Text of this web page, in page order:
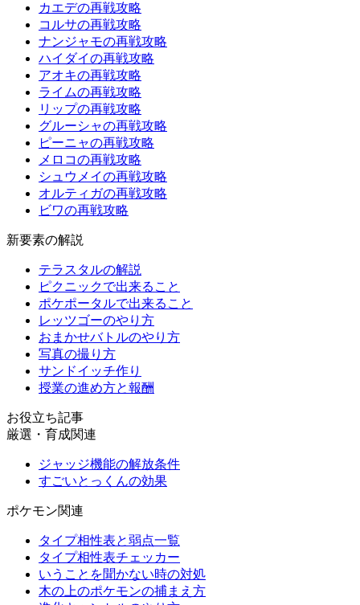
カエデの再戦攻略
コルサの再戦攻略
ナンジャモの再戦攻略
ハイダイの再戦攻略
アオキの再戦攻略
ライムの再戦攻略
リップの再戦攻略
グルーシャの再戦攻略
ピーニャの再戦攻略
メロコの再戦攻略
シュウメイの再戦攻略
オルティガの再戦攻略
ビワの再戦攻略
新要素の解説
テラスタルの解説
ピクニックで出来ること
ポケポータルで出来ること
レッツゴーのやり方
おまかせバトルのやり方
写真の撮り方
サンドイッチ作り
授業の進め方と報酬
お役立ち記事
厳選・育成関連
ジャッジ機能の解放条件
すごいとっくんの効果
ポケモン関連
タイプ相性表と弱点一覧
タイプ相性表チェッカー
いうことを聞かない時の対処
木の上のポケモンの捕まえ方